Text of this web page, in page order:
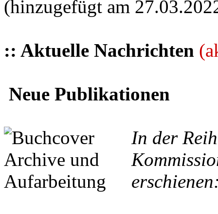
(hinzugefügt am
:: Aktuelle Nachrichten
Neue Publikationen
In der